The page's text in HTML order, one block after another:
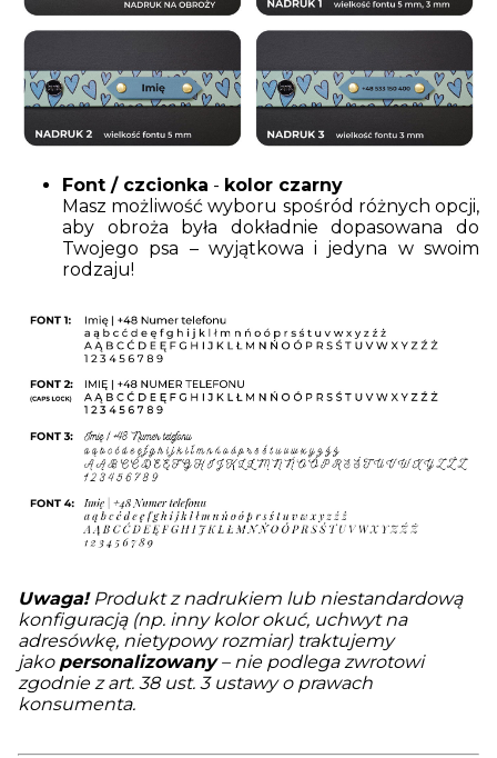
Font / czcionka - kolor czarny
Masz możliwość wyboru spośród różnych opcji,
aby obroża była dokładnie dopasowana do
Twojego psa – wyjątkowa i jedyna w swoim
rodzaju!
Uwaga!Produkt z nadrukiem lub niestandardową
konfiguracją (np. inny kolor okuć, uchwyt na
adresówkę, nietypowy rozmiar) traktujemy
jako personalizowany– nie podlega zwrotowi
zgodnie z art. 38 ust. 3 ustawy o prawach
konsumenta.